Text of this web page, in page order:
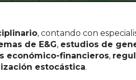
, contando con
de E&G, estudios de
económico-financieros,
estocástica.